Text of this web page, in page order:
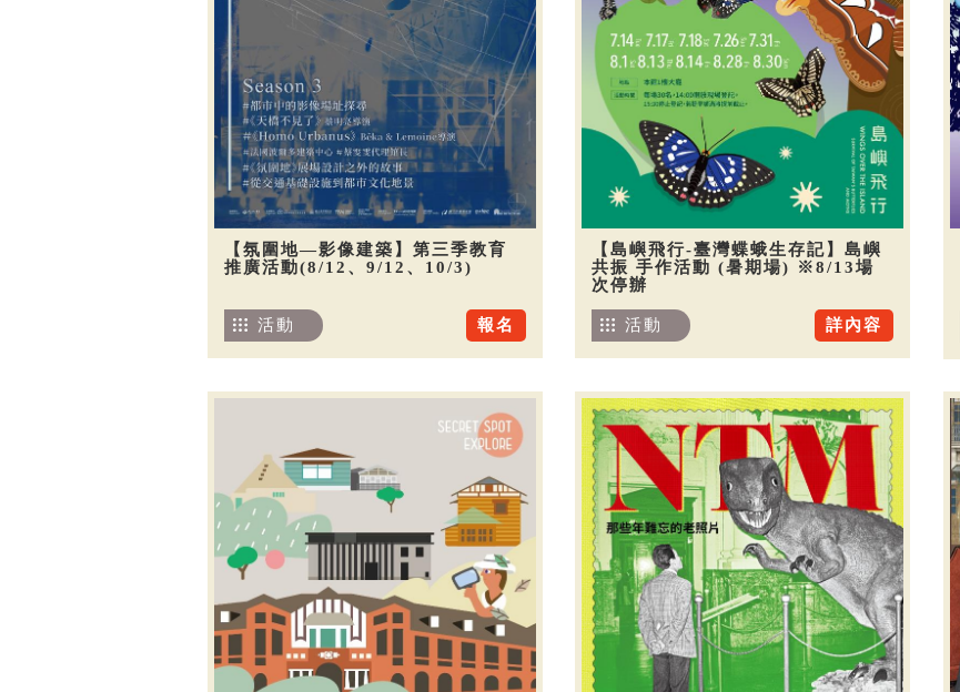
【氛圍地—影像建築】第三季教育
推廣活動(8/12、9/12、10/3)
報名
活動
【島嶼飛行-臺灣蝶蛾生存記】島嶼
共振 手作活動 (暑期場) ※8/13場
次停辦
詳內容
活動